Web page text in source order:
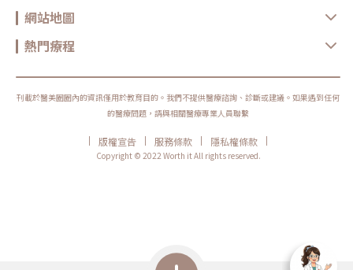
網站地圖
熱門療程
刊載於醫美圈圈內的資訊僅用於教育目的。我們不提供醫療諮詢、診斷或建議。如果遇到任何
的醫療問題，請與相關醫療專業人員聯繫
| 版權宣告 | 服務條款 | 隱私權條款
|
Copyright © 2022 Worth it All rights reserved.